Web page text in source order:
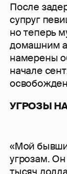
После
супруг
но теперь
домашним
намерены
начале
УГРОЗЫ
«Мой
угрозам.